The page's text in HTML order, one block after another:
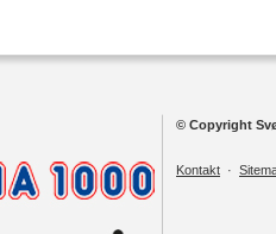
© Copyright
Kontakt ·